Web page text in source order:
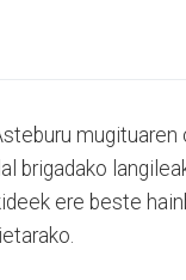
mugituaren
brigadako
ere beste